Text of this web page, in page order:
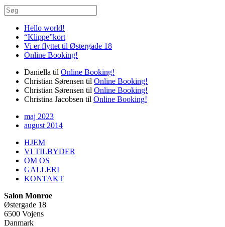
Hello world!
“Klippe”kort
Vi er flyttet til Østergade 18
Online Booking!
Daniella til Online Booking!
Christian Sørensen til Online Booking!
Christian Sørensen til Online Booking!
Christina Jacobsen til Online Booking!
maj 2023
august 2014
HJEM
VI TILBYDER
OM OS
GALLERI
KONTAKT
Salon Monroe
Østergade 18
6500 Vojens
Danmark